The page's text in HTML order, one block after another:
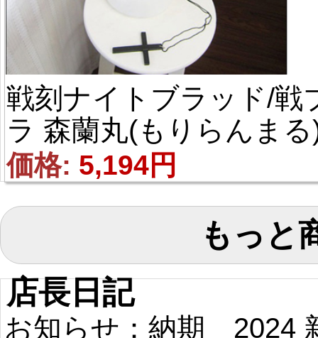
戦刻ナイトブラッド/戦
ラ 森蘭丸(もりらんまる
風 コスプレウィッグ
価格: 5,194円
もっと
店長日記
お知らせ：納期
2024